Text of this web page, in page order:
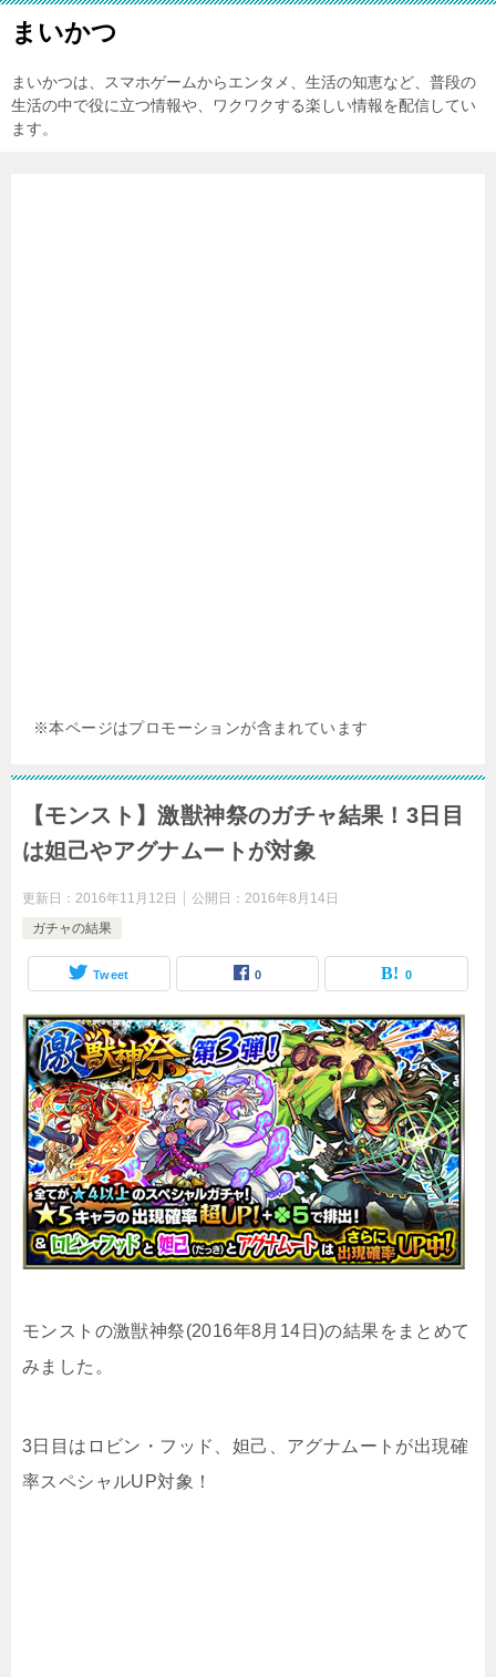
まいかつ
まいかつは、スマホゲームからエンタメ、生活の知恵など、普段の
生活の中で役に立つ情報や、ワクワクする楽しい情報を配信してい
ます。
※本ページはプロモーションが含まれています
【モンスト】激獣神祭のガチャ結果！3日目
は妲己やアグナムートが対象
更新日： 2016年11月12日 公開日： 2016年8月14日
ガチャの結果
Tweet 0 0
モンストの激獣神祭(2016年8月14日)の結果をまとめて
みました。
3日目はロビン・フッド、妲己、アグナムートが出現確
率スペシャルUP対象！